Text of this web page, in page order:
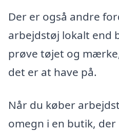
Der er også andre
arbejdstøj lokalt end
prøve tøjet og
det er at have på.
Når du køber
omegn i en butik,